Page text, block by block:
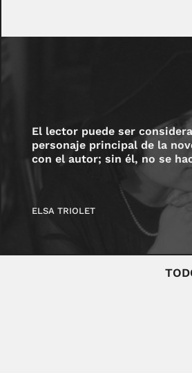
El lector puede ser
personaje principal de la
con el autor; sin él, no se
ELSA TRIOLET